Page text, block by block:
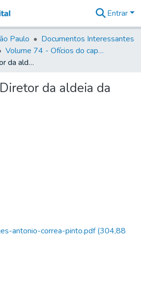
&
Coleções
Tudo na
Biblioteca
Estatísticas
Entrar
Paulo
Documentos Interessantes
Volume 74 - Ofícios do capitão General Martim Lopes Lobo de Saldanha às Câmaras e Comandantes da Capitania (1775)
Carta para o Diretor da aldeia da Escada
da aldeia da
antonio-correa-pinto.pdf(304,88